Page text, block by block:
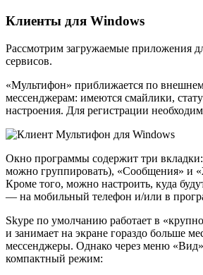
Клиенты для Windows
Рассмотрим загружаемые приложения
сервисов.
«Мультифон» приближается по
мессенджерам: имеются смайлики,
настроения. Для регистрации
Окно программы содержит три
можно группировать), «Сообщения» и
Кроме того, можно настроить, куда
— на мобильный телефон и/или в
Skype по умолчанию работает в
и занимает на экране гораздо больше
мессенджеры. Однако через меню
компактный режим: